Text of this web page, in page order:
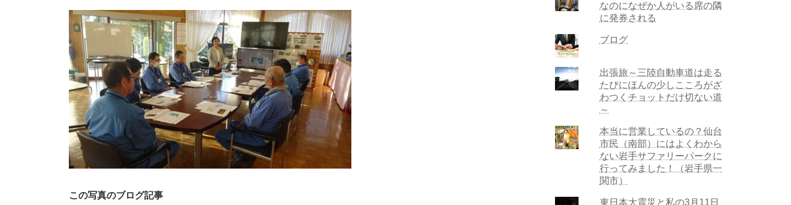
新
日
時
:
この写真のブログ記事
なのになぜか人がいる席の隣
に発券される
ブログ
出張旅～三陸自動車道は走る
たびにほんの少しこころがざ
わつくチョットだけ切ない道
～
本当に営業しているの？仙台
市民（南部）にはよくわから
ない岩手サファリーパークに
行ってみました！（岩手県一
関市）
東日本大震災と私の3月11日